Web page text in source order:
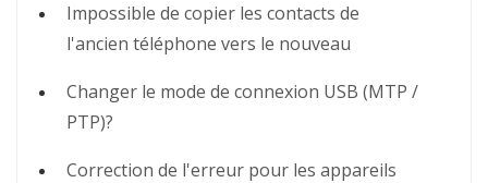
Impossible de copier les contacts de
l'ancien téléphone vers le nouveau
Changer le mode de connexion USB (MTP /
PTP)?
Correction de l'erreur pour les appareils